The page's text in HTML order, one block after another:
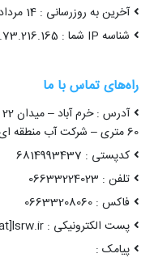
آخرین به روزرسانی : 14 مرداد 1405 12:11:41
شناسه IP شما : 216.73.216.165
راه‌های تماس با ما
60 متری – شرکت آب منطقه ای لرستان
کدپستی : 6814993437
تلفن : 06633224023
فاکس : 06633208060
پست الکترونیکی : lsrw[at]lsrw.ir
پیامک :